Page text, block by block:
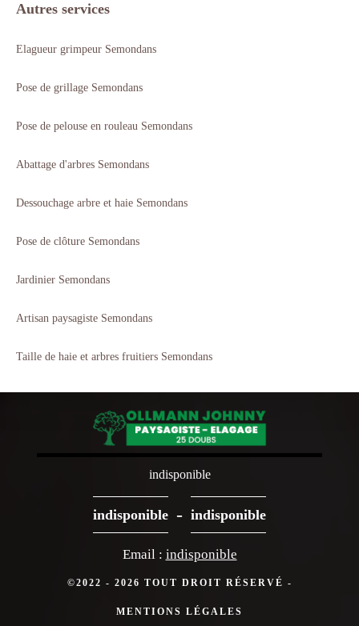
Autres services
Elagueur grimpeur Semondans
Pose de grillage Semondans
Pose de pelouse en rouleau Semondans
Abattage d'arbres Semondans
Dessouchage arbre et haie Semondans
Pose de clôture Semondans
Jardinier Semondans
Artisan paysagiste Semondans
Taille de haie et arbres fruitiers Semondans
indisponible
indisponible - indisponible
Email : indisponible
©2022 - 2026 TOUT DROIT RÉSERVÉ -
MENTIONS LÉGALES